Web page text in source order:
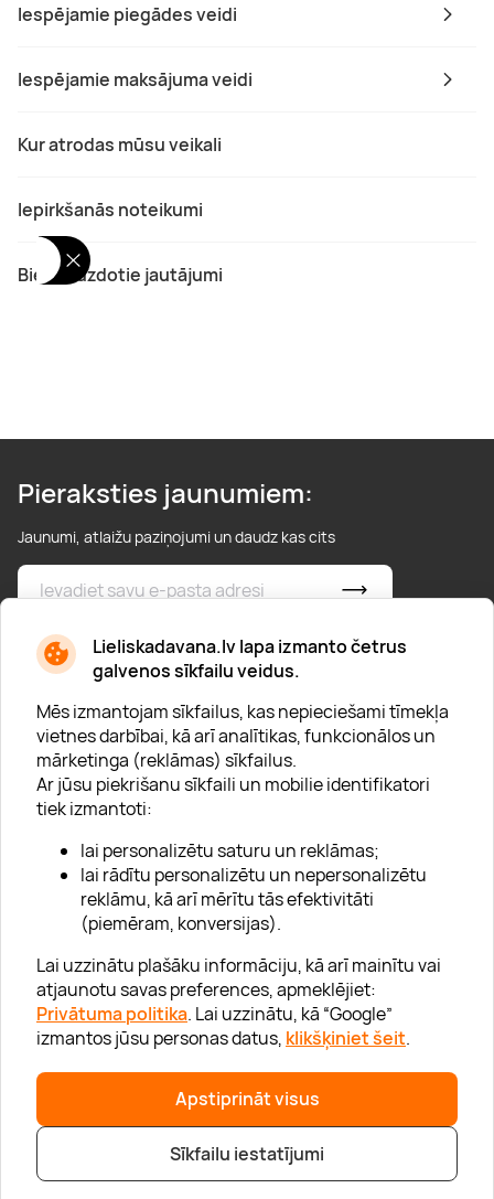
Lieliskadavana.lv lapa izmanto četrus
galvenos sīkfailu veidus.
Mēs izmantojam sīkfailus, kas nepieciešami tīmekļa
vietnes darbībai, kā arī analītikas, funkcionālos un
mārketinga (reklāmas) sīkfailus.
Ar jūsu piekrišanu sīkfaili un mobilie identifikatori
tiek izmantoti:
lai personalizētu saturu un reklāmas;
lai rādītu personalizētu un nepersonalizētu
reklāmu, kā arī mērītu tās efektivitāti
(piemēram, konversijas).
Lai uzzinātu plašāku informāciju, kā arī mainītu vai
atjaunotu savas preferences, apmeklējiet:
Privātuma politika. Lai uzzinātu, kā “Google”
izmantos jūsu personas datus, klikšķiniet šeit.
Apstiprināt visus
Sīkfailu iestatījumi
Iespējamie piegādes veidi
Iespējamie maksājuma veidi
Kur atrodas mūsu veikali
Iepirkšanās noteikumi
Biežāk uzdotie jautājumi
Pieraksties jaunumiem:
Jaunumi, atlaižu paziņojumi un daudz kas cits
* Esmu iepazinies/usies ar privātuma politiku
Par "Lieliska dāvana"
Uzņēmumiem
Palīdzība
“GERA DOVANA” GRUPA
|info@lieliskadavana.lv |+371 6601 8025